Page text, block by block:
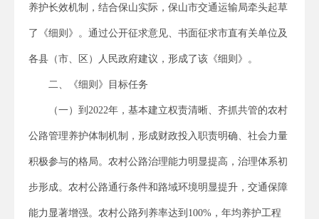
养护长效机制，结合保山实际，保山市交通运输局牵头起草
了《细则》。通过公开征求意见、书面征求市直有关单位及
各县（市、区）人民政府建议，形成了该《细则》。
二、《细则》目标任务
（一）到2022年，基本建立权责清晰、齐抓共管的农村
公路管理养护体制机制，形成财政投入职责明确、社会力量
积极参与的格局。农村公路治理能力明显提高，治理体系初
步形成。农村公路通行条件和路域环境明显提升，交通保障
能力显著增强。农村公路列养率达到100%，年均养护工程